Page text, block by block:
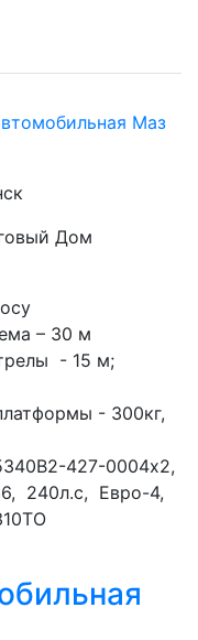
Маз
Дом
– 30 м
- 15 м;
- 300кг,
240л.с,  Евро-4,